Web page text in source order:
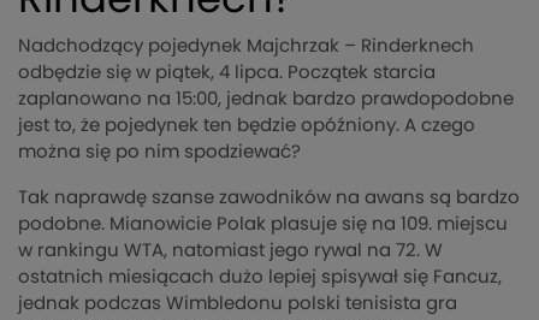
Nadchodzący pojedynek Majchrzak – Rinderknech
odbędzie się w piątek, 4 lipca. Początek starcia
zaplanowano na 15:00, jednak bardzo prawdopodobne
jest to, że pojedynek ten będzie opóźniony. A czego
można się po nim spodziewać?
Tak naprawdę szanse zawodników na awans są bardzo
podobne. Mianowicie Polak plasuje się na 109. miejscu
w rankingu WTA, natomiast jego rywal na 72. W
ostatnich miesiącach dużo lepiej spisywał się Fancuz,
jednak podczas Wimbledonu polski tenisista gra